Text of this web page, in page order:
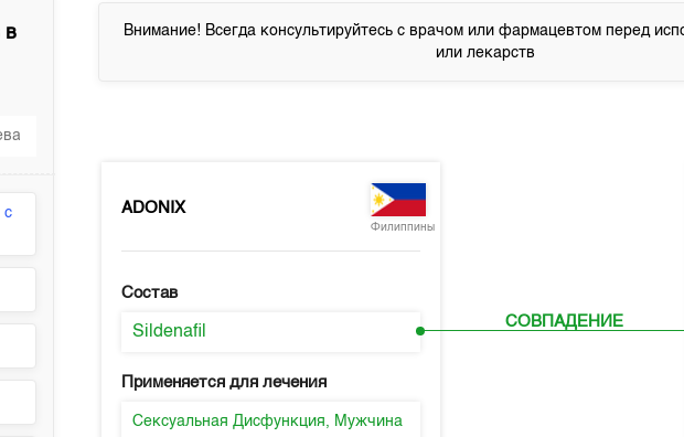
в
с
Внимание! Всегда консультируйтесь с врачом или фармацевтом перед
или лекарств
ADONIX
Филиппины
Состав
Sildenafil
Применяется для лечения
Сексуальная Дисфункция, Мужчина
СОВПАДЕНИЕ